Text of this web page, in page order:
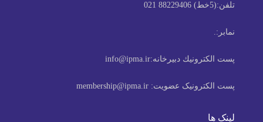
تلفن:(5خط) 88229406 021
نمابر:.
پست الكترونيك دبیرخانه:info@ipma.ir
پست الکترونیک عضویت:membership@ipma.ir
لینک ها